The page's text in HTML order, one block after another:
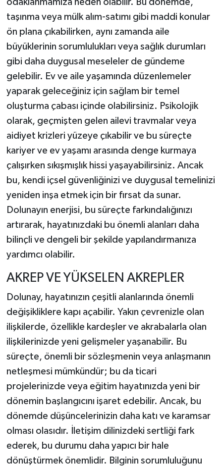
taşınma veya mülk alım-satımı gibi maddi konular
ön plana çıkabilirken, aynı zamanda aile
büyüklerinin sorumlulukları veya sağlık durumları
gibi daha duygusal meseleler de gündeme
gelebilir. Ev ve aile yaşamında düzenlemeler
yaparak geleceğiniz için sağlam bir temel
oluşturma çabası içinde olabilirsiniz. Psikolojik
olarak, geçmişten gelen ailevi travmalar veya
aidiyet krizleri yüzeye çıkabilir ve bu süreçte
kariyer ve ev yaşamı arasında denge kurmaya
çalışırken sıkışmışlık hissi yaşayabilirsiniz. Ancak
bu, kendi içsel güvenliğinizi ve duygusal temelinizi
yeniden inşa etmek için bir fırsat da sunar.
Dolunayın enerjisi, bu süreçte farkındalığınızı
artırarak, hayatınızdaki bu önemli alanları daha
bilinçli ve dengeli bir şekilde yapılandırmanıza
yardımcı olabilir.
AKREP VE YÜKSELEN AKREPLER
Dolunay, hayatınızın çeşitli alanlarında önemli
değişikliklere kapı açabilir. Yakın çevrenizle olan
ilişkilerde, özellikle kardeşler ve akrabalarla olan
ilişkilerinizde yeni gelişmeler yaşanabilir. Bu
süreçte, önemli bir sözleşmenin veya anlaşmanın
netleşmesi mümkündür; bu da ticari
projelerinizde veya eğitim hayatınızda yeni bir
dönemin başlangıcını işaret edebilir. Ancak, bu
dönemde düşüncelerinizin daha katı ve karamsar
olması olasıdır. İletişim dilinizdeki sertliği fark
ederek, bu durumu daha yapıcı bir hale
dönüştürmek önemlidir. Bilginin sorumluluğunu